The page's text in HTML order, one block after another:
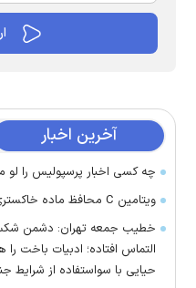
آخرین اخبار
چه کسی اخبار پرسپولیس را
ویتامین C محافظ ماده خاکستری مغز در سالمندان
خطیب جمعه تهران: دشمن
التماس افتاده؛ ادبیات باخت
حیایی با سواستفاده از شرایط